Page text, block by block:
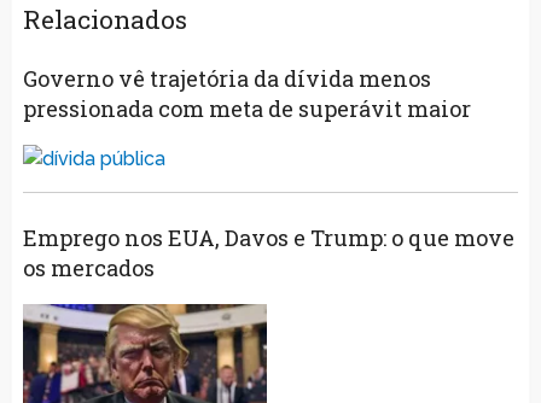
Relacionados
Governo vê trajetória da dívida menos
pressionada com meta de superávit maior
Emprego nos EUA, Davos e Trump: o que move
os mercados